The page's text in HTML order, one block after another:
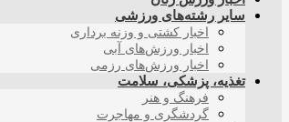
سایر رشته‌های ورزشی
اخبار کشتی و وزنه برداری
اخبار ورزش‌های آبی
اخبار ورزش‌های رزمی
تغذیه، پزشکی، سلامت
فرهنگ و هنر
گردشگری و مهاجرت